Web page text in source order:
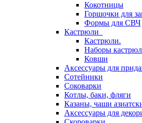
Кокотницы
Горшочки для
Формы для СВЧ
Кастрюли
Кастрюли.
Наборы
Ковши
Аксессуары для
Сотейники
Соковарки
Котлы, баки, фляги
Казаны, чаши
Аксессуары для